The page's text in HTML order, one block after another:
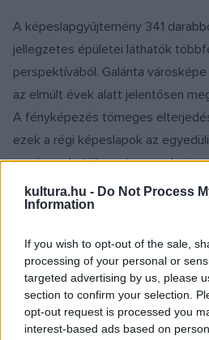
kultura.hu - Do Not Process
Information
If you wish to opt-out of the sale,
processing of your personal or
targeted advertising by us, please
section to confirm your selection.
opt-out request is processed you
interest-based ads based on
A képeslapgyűjtemény 341
jellegzetes épületei láthatók
perspektívából. Galánta
az elmúlt évek alatt jelentősen
A fényképezés tömeges
ezek a régi képeslapok az
megismerhetjük a város egykori